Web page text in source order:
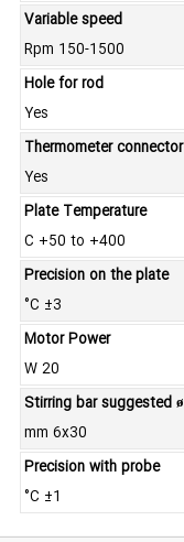
Variable speed
Rpm 150-1500
Hole for rod
Yes
Thermometer connector
Yes
Plate Temperature
C +50 to +400
Precision on the plate
°C ±3
Motor Power
W 20
Stirring bar suggested ø
mm 6x30
Precision with probe
°C ±1